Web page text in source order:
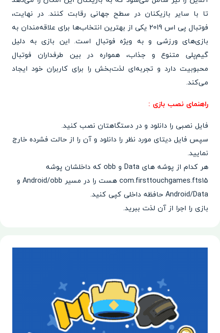
تا با سایر بازیکنان در سطح جهانی رقابت کنند. در نهایت،
فوتبال پی اس 2019 یکی از بهترین انتخاب‌ها برای علاقه‌مندان به
بازی‌های ورزشی و به ویژه فوتبال است. این بازی به دلیل
گیم‌پلی متنوع و جذاب، همواره در بین طرفداران فوتبال
محبوبیت دارد و تجربه‌ای لذت‌بخش را برای کاربران خود ایجاد
می‌کند.
راهنمای نصب بازی :
فایل نصبی را دانلود و در دستگاهتان نصب کنید.
سپس فایل دیتای مورد نظر را دانلود و آن را از حالت فشرده خارج
نمایید.
هر کدام از پوشه های Data و obb که داخلشان پوشه
com.firsttouchgames.fts15 هست را در مسیر Android/obb و
Android/Data حافظه داخلی کپی کنید.
بازی را اجرا از آن لذت ببرید.